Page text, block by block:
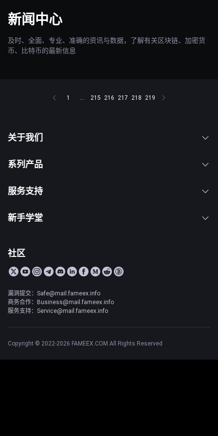
新闻中心
及时、全面、专业、准确的资讯与数据，了解有关区块链、加密货
币、比特币的最新信息
1 ... 215 216 217 218 219
关于我们
系列产品
服务支持
新手学堂
社区
漏洞提交：Safe@mail.fameex.info
商务合作：Business@mail.fameex.info
服务支持：Service@mail.fameex.info
Copyright © 2022-2026 FAMEEX.COM All Rights Reserved